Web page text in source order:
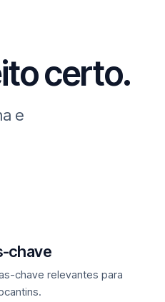
certo.
e
chave
chave relevantes para